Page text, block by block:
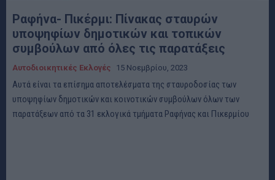
Ραφήνα- Πικέρμι: Πίνακας σταυρών
υποψηφίων δημοτικών και τοπικών
συμβούλων από όλες τις παρατάξεις
Αυτοδιοικητικές Εκλογές 15 Νοεμβρίου, 2023
Αυτά είναι τα επίσημα αποτελέσματα της σταυροδοσίας των
υποψηφίων δημοτικών και κοινοτικών συμβούλων όλων των